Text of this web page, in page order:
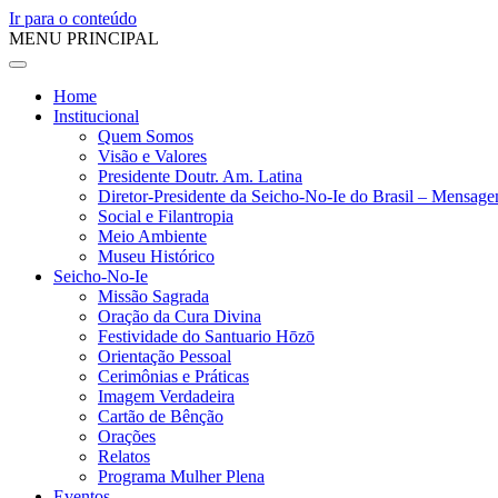
Ir para o conteúdo
MENU PRINCIPAL
Home
Institucional
Quem Somos
Visão e Valores
Presidente Doutr. Am. Latina
Diretor-Presidente da Seicho-No-Ie do Brasil –
Social e Filantropia
Meio Ambiente
Museu Histórico
Seicho-No-Ie
Missão Sagrada
Oração da Cura Divina
Festividade do Santuario Hōzō
Orientação Pessoal
Cerimônias e Práticas
Imagem Verdadeira
Cartão de Bênção
Orações
Relatos
Programa Mulher Plena